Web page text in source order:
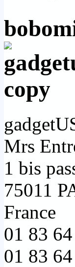
Mrs
1 bis
75011
France
01 83
01 83